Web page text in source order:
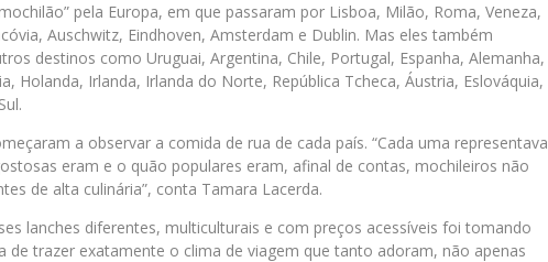
pela Europa, em que passaram por Lisboa, Milão, Roma, Veneza,
Auschwitz, Eindhoven, Amsterdam e Dublin. Mas eles também
destinos como Uruguai, Argentina, Chile, Portugal, Espanha, Alemanha,
Holanda, Irlanda, Irlanda do Norte, República Tcheca, Áustria, Eslováquia,
a observar a comida de rua de cada país. “Cada uma representava
eram e o quão populares eram, afinal de contas, mochileiros não
de alta culinária”, conta Tamara Lacerda.
lanches diferentes, multiculturais e com preços acessíveis foi tomando
de trazer exatamente o clima de viagem que tanto adoram, não apenas